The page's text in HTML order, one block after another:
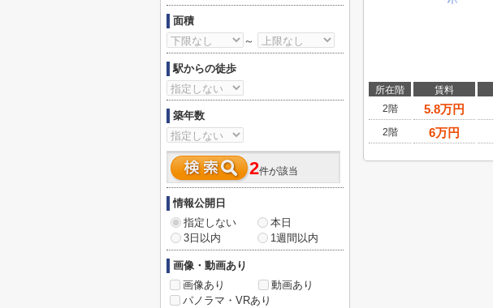
所在階 賃料
2階
5.8万円
2階
6万円
面積
～
駅からの徒歩
築年数
2件が該当
情報公開日
指定しない
本日
3日以内
1週間以内
画像・動画あり
画像あり
動画あり
パノラマ・VRあり